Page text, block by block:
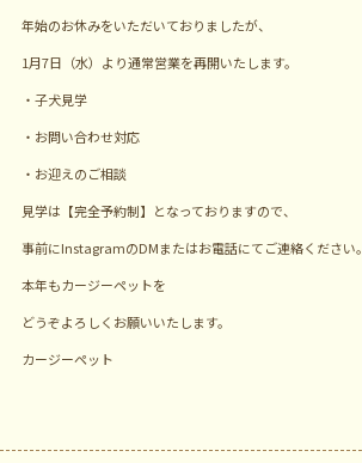
年始のお休みをいただいておりましたが、
1月7日（水）より通常営業を再開いたします。
・子犬見学
・お問い合わせ対応
・お迎えのご相談
見学は【完全予約制】となっておりますので、
事前にInstagramのDMまたはお電話にてご連絡ください。
本年もカージーペットを
どうぞよろしくお願いいたします。
カージーペット